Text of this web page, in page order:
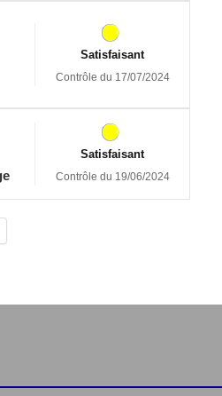
Satisfaisant
Contrôle du 17/07/2024
Satisfaisant
Contrôle du 19/06/2024